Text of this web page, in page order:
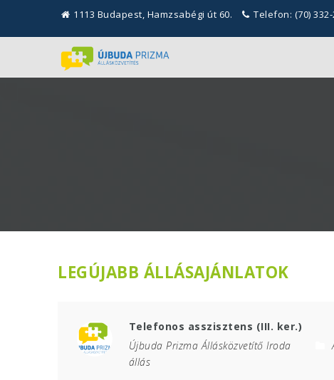
1113 Budapest, Hamzsabégi út 60. Telefon: (70)
LEGÚJABB ÁLLÁSAJÁNLATOK
Telefonos asszisztens (III. ker.)
Újbuda Prizma Állásközvetítő Iroda
állás